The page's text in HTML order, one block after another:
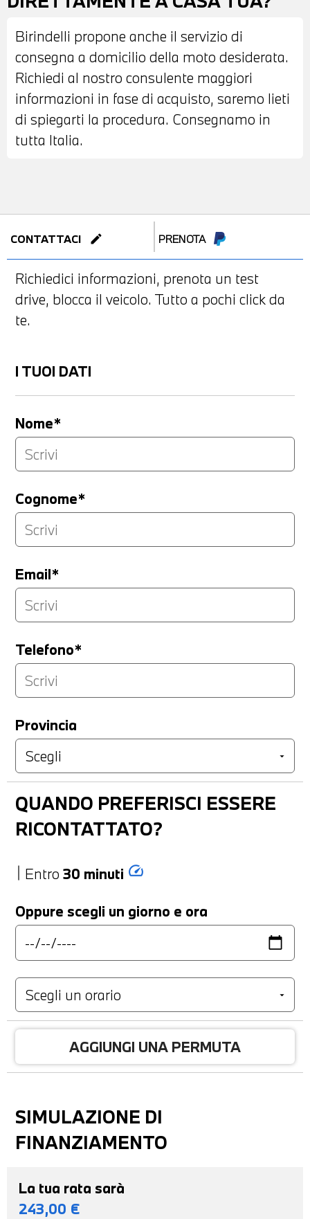
Birindelli propone anche il servizio di
consegna a domicilio della moto desiderata.
Richiedi al nostro consulente maggiori
informazioni in fase di acquisto, saremo lieti
di spiegarti la procedura. Consegnamo in
tutta Italia.
CONTATTACI edit PRENOTA
Richiedici informazioni, prenota un test
drive, blocca il veicolo. Tutto a pochi click da
te.
I TUOI DATI
Nome*
Cognome*
Email*
Telefono*
Provincia
QUANDO PREFERISCI ESSERE
RICONTATTATO?
Entro 30 minuti speed
Oppure scegli un giorno e ora
AGGIUNGI UNA PERMUTA
SIMULAZIONE DI
FINANZIAMENTO
La tua rata sarà
243,00 €